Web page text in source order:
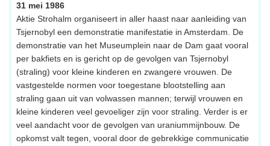
31 mei 1986
Aktie Strohalm organiseert in aller haast naar aanleiding van
Tsjernobyl een demonstratie manifestatie in Amsterdam. De
demonstratie van het Museumplein naar de Dam gaat vooral
per bakfiets en is gericht op de gevolgen van Tsjernobyl
(straling) voor kleine kinderen en zwangere vrouwen. De
vastgestelde normen voor toegestane blootstelling aan
straling gaan uit van volwassen mannen; terwijl vrouwen en
kleine kinderen veel gevoeliger zijn voor straling. Verder is er
veel aandacht voor de gevolgen van uraniummijnbouw. De
opkomst valt tegen, vooral door de gebrekkige communicatie